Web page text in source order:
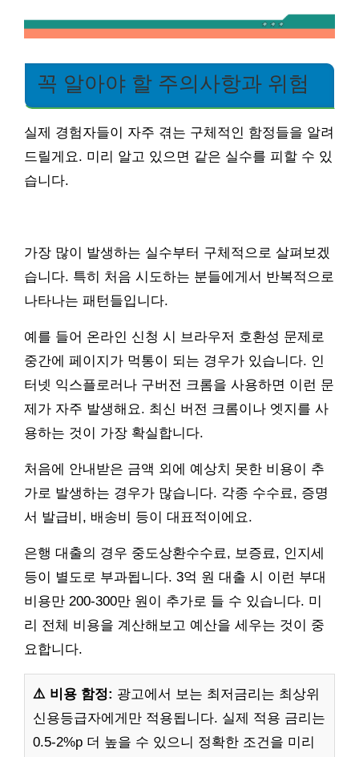
꼭 알아야 할 주의사항과 위험
실제 경험자들이 자주 겪는 구체적인 함정들을 알려
드릴게요. 미리 알고 있으면 같은 실수를 피할 수 있
습니다.
가장 많이 발생하는 실수부터 구체적으로 살펴보겠
습니다. 특히 처음 시도하는 분들에게서 반복적으로
나타나는 패턴들입니다.
예를 들어 온라인 신청 시 브라우저 호환성 문제로
중간에 페이지가 먹통이 되는 경우가 있습니다. 인
터넷 익스플로러나 구버전 크롬을 사용하면 이런 문
제가 자주 발생해요. 최신 버전 크롬이나 엣지를 사
용하는 것이 가장 확실합니다.
처음에 안내받은 금액 외에 예상치 못한 비용이 추
가로 발생하는 경우가 많습니다. 각종 수수료, 증명
서 발급비, 배송비 등이 대표적이에요.
은행 대출의 경우 중도상환수수료, 보증료, 인지세
등이 별도로 부과됩니다. 3억 원 대출 시 이런 부대
비용만 200-300만 원이 추가로 들 수 있습니다. 미
리 전체 비용을 계산해보고 예산을 세우는 것이 중
요합니다.
⚠️ 비용 함정: 광고에서 보는 최저금리는 최상위
신용등급자에게만 적용됩니다. 실제 적용 금리는
0.5-2%p 더 높을 수 있으니 정확한 조건을 미리